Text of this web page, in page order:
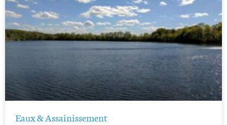
Eaux & Assainissement